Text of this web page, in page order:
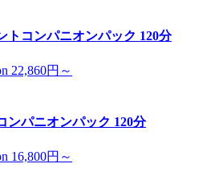
トコンパニオンパック 120分
22,860円～
ンパニオンパック 120分
16,800円～